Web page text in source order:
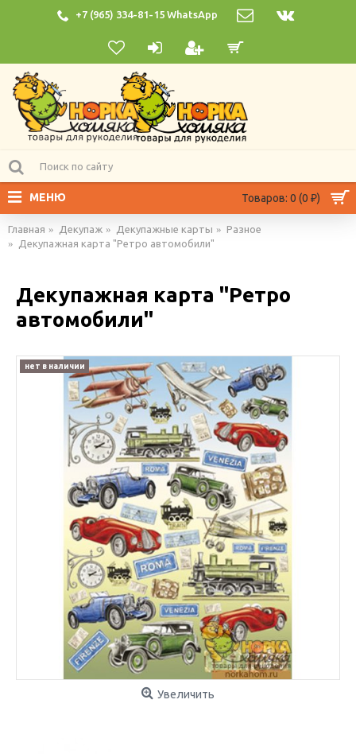
+7 (965) 334-81-15 WhatsApp
Товаров: 0 (0 ₽)
МЕНЮ
Главная Декупаж Декупажные карты
Разное
Декупажная карта "Ретро автомобили"
Декупажная карта "Ретро
автомобили"
нет в наличии
Увеличить